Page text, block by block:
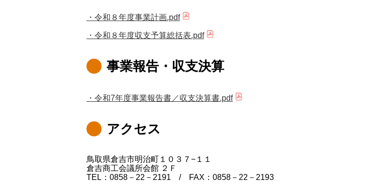
・令和８年度事業計画.pdf
・令和８年度収支予算総括表.pdf
事業報告・収支決算
・令和7年度事業報告書／収支決算書.pdf
アクセス
鳥取県倉吉市明治町１０３７−１１
倉吉商工会議所会館 ２Ｆ
TEL：0858－22－2191 / FAX：0858－22－2193